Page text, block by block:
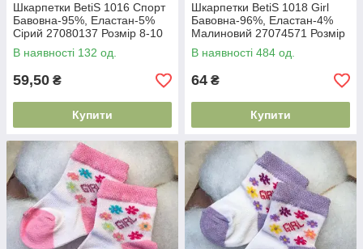
Шкарпетки BetiS 1016 Спорт
Бавовна-95%, Еластан-5%
Сірий 27080137 Розмір 8-10
В наявності 132 од.
59,50 ₴
Купити
Шкарпетки BetiS 1018 Girl
Бавовна-96%, Еластан-4%
Малиновий 27074571 Розмір
10-12
В наявності 484 од.
64 ₴
Купити